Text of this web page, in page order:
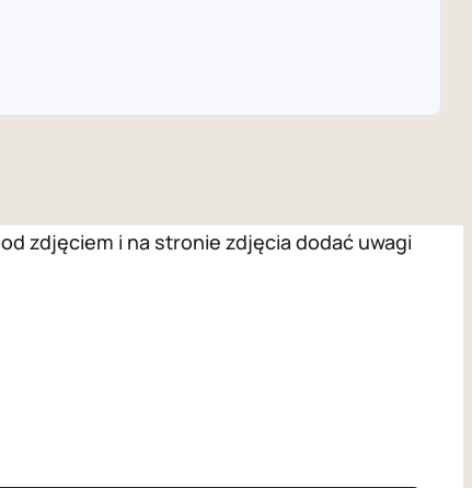
zdjęciem i na stronie zdjęcia dodać uwagi